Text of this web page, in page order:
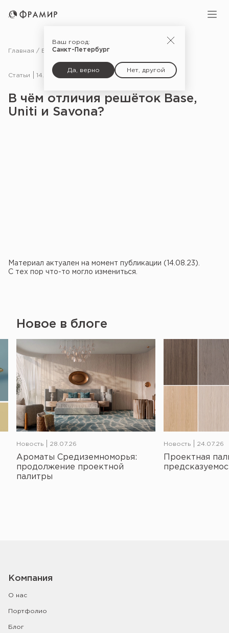
Ваш город:
Санкт-Петербург
Да, верно Нет, другой
Главная Блог Статьи
Статьи 14.08.23
В чём отличия решёток Base,
Uniti и Savona?
Материал актуален на момент публикации (14.08.23).
С тех пор что-то могло измениться.
Новое в блоге
Новость 28.07.26
Ароматы Средиземноморья:
продолжение проектной
палитры
Новость 24.07.26
Проектная
Компания
О нас
Портфолио
Блог